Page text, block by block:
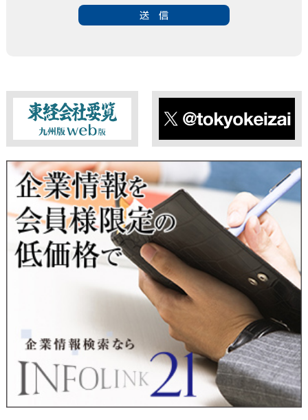
■個人情報の第三者提供について
■ 個人情報提供の任意性及び留意点
個人情報のご提供は任意ですが、必要な個人情報をご提供いた
だけなかった場合は、上記利用目的を達成できない場合があり
ますのでご了承ください。
当社は、本人が自己の個人情報について、通知・開示・訂正・
追加・削除・利用停止・提供停止の希望がございましたら、本
人または代理人の請求応じて、個人データの通知・開示・訂
正・追加・削除・利用停止・提供停止の請求に応じます。
受付方法は、本人確認資料（運転免許証、パスポート何れかの
コピー）、「個人情報取扱申請書」「委任状」（代理人による
申請の場合のみ必要となります）を当社宛にお送り下さい。
＜個人情報保護に関するお問合せ・相談窓口＞
〒802-0004 北九州市小倉北区鍛冶町2丁目5-11（第一東経ビ
フリーダイヤル 0120-55-9986
受付時間 平日9：00～17：00
東経会社要覧web版 X